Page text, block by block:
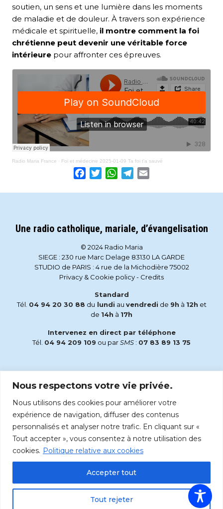
Nous respectons votre vie privée.
Nous utilisons des cookies pour améliorer votre
expérience de navigation, diffuser des contenus
personnalisés et analyser notre trafic. En cliquant sur «
Tout accepter », vous consentez à notre utilisation des
cookies. Politique relative aux cookies
Tout rejeter
Accepter tout
soutien, un sens et une lumière dans les moments
de maladie et de douleur. À travers son expérience
médicale et spirituelle, il montre comment la foi
chrétienne peut devenir une véritable force
intérieure pour affronter ces épreuves.
Radio Maria France · Foi et médecine 2025-01-09 Ta foi t'a sauvé
Facebook
TwitterWhatsApp
Telegram
Une radio catholique, mariale, d’évangelisation
© 2024 Radio Maria
SIEGE : 230 rue Marc Delage 83130 LA GARDE
STUDIO de PARIS : 4 rue de la Michodière 75002
Privacy & Cookie policy- Credits
Standard
Tél. 04 94 20 30 88 du lundi au vendredi de 9h à 12h et
de 14h à 17h
Intervenez en direct par téléphone
Tél. 04 94 209 109 ou parSMS : 07 83 89 13 75
accueil@radiomaria.fr
Écoutez Radio Maria sur :